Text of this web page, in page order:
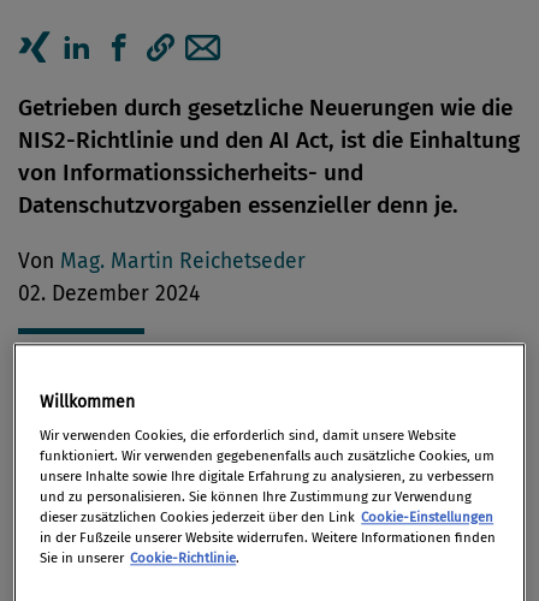
Getrieben durch gesetzliche Neuerungen wie die
NIS2-Richtlinie und den AI Act, ist die Einhaltung
von Informationssicherheits- und
Datenschutzvorgaben essenzieller denn je.
Von Mag. Martin Reichetseder
02. Dezember 2024
Der Fokus hat sich von der reinen
Vorschriftenerfüllung hin zur strategischen
Bedeutung einer soliden Informationssicherheit
verlagert. Für Compliance- und
Sicherheitsverantwortliche ist es damit
entscheidend, „Cyberrisiken“ präventiv zu
Willkommen
Wir verwenden Cookies, die erforderlich sind, damit unsere Website
funktioniert. Wir verwenden gegebenenfalls auch zusätzliche Cookies, um
unsere Inhalte sowie Ihre digitale Erfahrung zu analysieren, zu verbessern
und zu personalisieren. Sie können Ihre Zustimmung zur Verwendung
dieser zusätzlichen Cookies jederzeit über den Link Cookie-Einstellungen
in der Fußzeile unserer Website widerrufen. Weitere Informationen finden
Sie in unserer Cookie-Richtlinie.